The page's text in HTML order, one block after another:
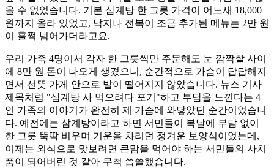
을 수 없었습니다. 기본 삼계탕 한 그릇 가격이 어느새 18,000
원까지 올라 있었고, 낙지나 전복이 조금 추가된 메뉴는 2만 원
이 훌쩍 넘어가더라고요.
​우리 가족 4명이서 각자 한 그릇씩만 주문해도 눈 깜짝할 사이
에 8만 원 돈이 나오게 생겼으니, 순간적으로 가슴이 답답해지
면서 선뜻 가게 안으로 발이 떨어지지 않았습니다. 뉴스 기사
제목처럼 "삼계탕 사 먹으려다 포기"하고 부담을 느낀다는 4
인 가족의 이야기가 완전히 제 가슴에 와닿았던 순간이었습니
다. 예전에는 삼계탕이라고 하면 서민들이 복날에 부담 없이
한 그릇 뚝딱 비우며 기운을 차리던 정겨운 보양식이었는데,
이제는 외식으로 맛보려면 큰맘을 먹어야 하는 서민들의 사치
품이 되어버린 것 같아 무척 씁쓸했습니다.